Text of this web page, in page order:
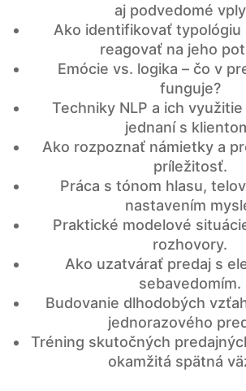
aj podvedomé
Ako identifikovať typológiu
reagovať na jeho
Emócie vs. logika – čo v
funguje?
Techniky NLP a ich
jednaní s
Ako rozpoznať námietky a
príležitosť.
Práca s tónom hlasu,
nastavením
Praktické modelové
rozhovory.
Ako uzatvárať predaj s
sebavedomím.
Budovanie dlhodobých
jednorazového
Tréning skutočných
okamžitá spätná